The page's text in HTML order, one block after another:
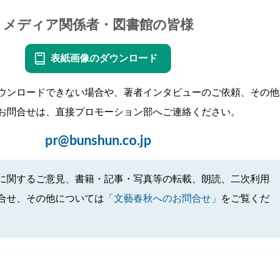
メディア関係者・図書館の皆様
表紙画像のダウンロード
ンロードできない場合や、著者インタビューのご依頼、その他
問合せは、直接プロモーション部へご連絡ください。
pr@bunshun.co.jp
関するご意見、書籍・記事・写真等の転載、朗読、二次利用
せ、その他については 「文藝春秋へのお問合せ」
をご覧くだ